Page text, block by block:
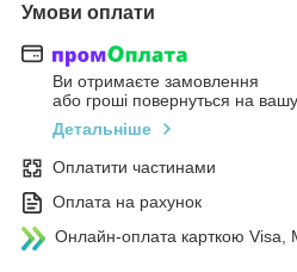
Умови оплати
Ви отримаєте замовлення
або гроші повернуться на
Детальніше
Оплатити частинами
Оплата на рахунок
Онлайн-оплата карткою Visa,